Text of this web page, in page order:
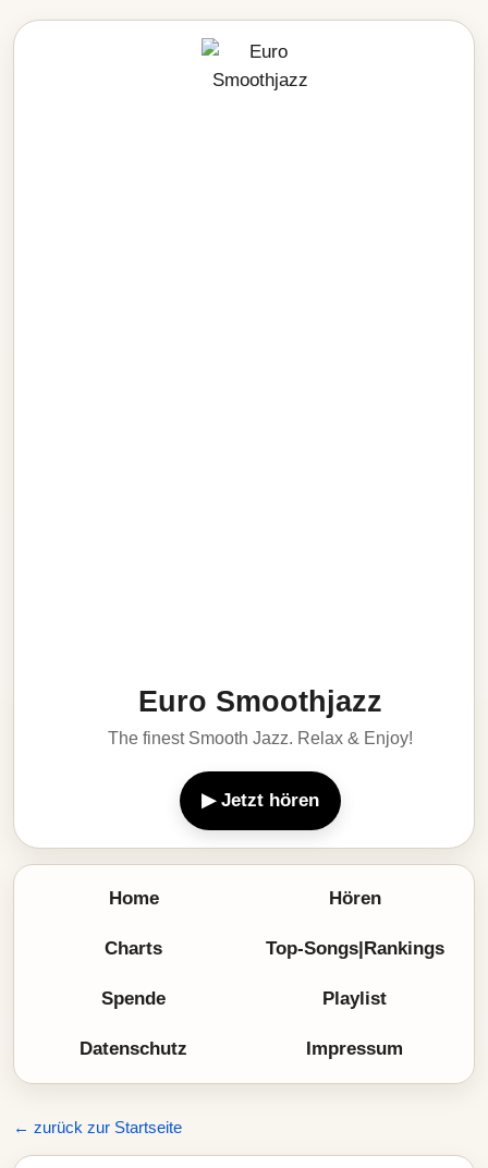
Euro Smoothjazz
The finest Smooth Jazz. Relax & Enjoy!
▶ Jetzt hören
Home Hören
Charts Top-Songs|Rankings
Spende Playlist
Datenschutz Impressum
← zurück zur Startseite